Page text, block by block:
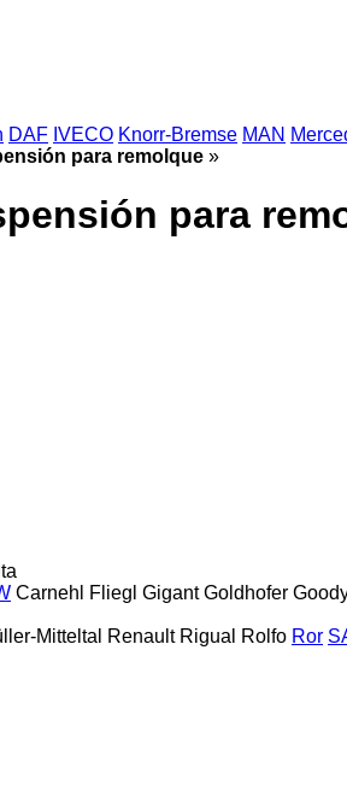
DAF IVECO Knorr-Bremse MAN
para remolque »
para
Carnehl Fliegl Gigant Goldhofer
Mitteltal Renault Rigual Rolfo Ror